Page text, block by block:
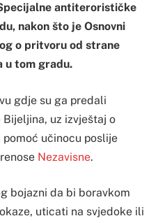
antiterorističke
nakon što je Osnovni
o pritvoru od strane
u tom gradu.
gdje su ga predali
uz izvještaj o
učinocu poslije
Nezavisne.
bojazni da bi boravkom
uticati na svjedoke ili